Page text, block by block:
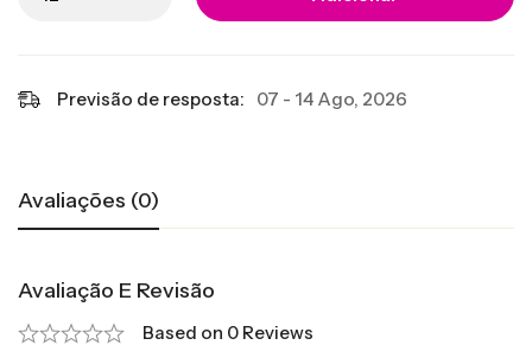
Previsão de resposta: 07 - 14 Ago, 2026
Avaliações (0)
Avaliação E Revisão
Based on 0 Reviews